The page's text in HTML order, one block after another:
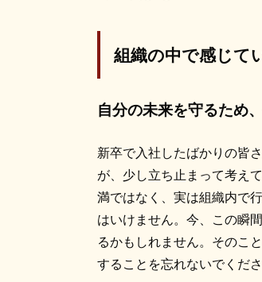
組織の中で感じて
自分の未来を守るため
新卒で入社したばかりの皆
が、少し立ち止まって考え
満ではなく、実は組織内で
はいけません。今、この瞬
るかもしれません。そのこ
することを忘れないでくださ